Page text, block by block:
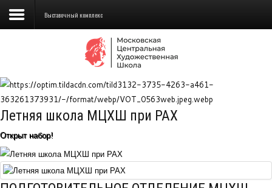
Сведения об образовательной
Школа
Детская Художественная школа
Поступающим
Выставочный комплекс
Летняя школа МЦХШ при РАХ
Открыт набор!